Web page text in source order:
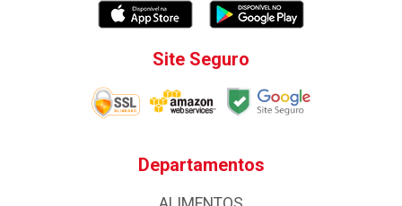
Site Seguro
Departamentos